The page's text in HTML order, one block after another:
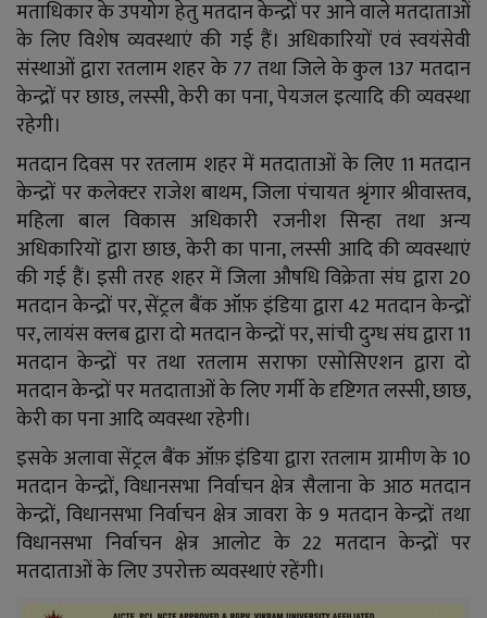
Language
English Hiindi
मताधिकार के उपयोग हेतु मतदान केन्द्रों पर आने वाले मतदाताओं
के लिए विशेष व्यवस्थाएं की गई हैं। अधिकारियों एवं स्वयंसेवी
संस्थाओं द्वारा रतलाम शहर के 77 तथा जिले के कुल 137 मतदान
केन्द्रों पर छाछ, लस्सी, केरी का पना, पेयजल इत्यादि की व्यवस्था
रहेगी।
मतदान दिवस पर रतलाम शहर में मतदाताओं के लिए 11 मतदान
केन्द्रों पर कलेक्टर राजेश बाथम, जिला पंचायत श्रृंगार श्रीवास्तव,
महिला बाल विकास अधिकारी रजनीश सिन्हा तथा अन्य
अधिकारियों द्वारा छाछ, केरी का पाना, लस्सी आदि की व्यवस्थाएं
की गई हैं। इसी तरह शहर में जिला औषधि विक्रेता संघ द्वारा 20
मतदान केन्द्रों पर, सेंट्रल बैंक ऑफ़ इंडिया द्वारा 42 मतदान केन्द्रों
पर, लायंस क्लब द्वारा दो मतदान केन्द्रों पर, सांची दुग्ध संघ द्वारा 11
मतदान केन्द्रों पर तथा रतलाम सराफा एसोसिएशन द्वारा दो
मतदान केन्द्रों पर मतदाताओं के लिए गर्मी के दृष्टिगत लस्सी, छाछ,
केरी का पना आदि व्यवस्था रहेगी।
इसके अलावा सेंट्रल बैंक ऑफ़ इंडिया द्वारा रतलाम ग्रामीण के 10
मतदान केन्द्रों, विधानसभा निर्वाचन क्षेत्र सैलाना के आठ मतदान
केन्द्रों, विधानसभा निर्वाचन क्षेत्र जावरा के 9 मतदान केन्द्रों तथा
विधानसभा निर्वाचन क्षेत्र आलोट के 22 मतदान केन्द्रों पर
मतदाताओं के लिए उपरोक्त व्यवस्थाएं रहेंगी।